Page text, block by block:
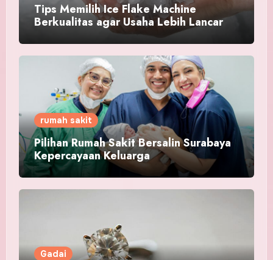
Tips Memilih Ice Flake Machine
Berkualitas agar Usaha Lebih Lancar
rumah sakit
Pilihan Rumah Sakit Bersalin Surabaya
Kepercayaan Keluarga
Gadai